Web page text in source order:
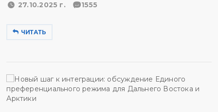
27.10.2025 г. 1555
ЧИТАТЬ